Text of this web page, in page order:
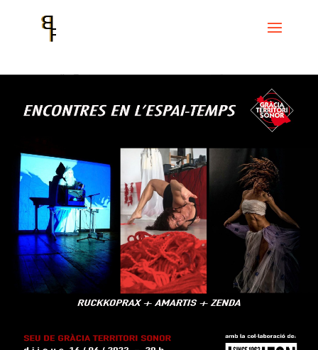
Events
Encontres en L’Espai –
Temps: Ruckkoprax, Amartis i Zenda